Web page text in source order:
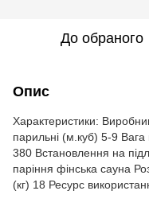
До обраного
Опис
Характеристики:
парильні (м.куб) 5-9
380 Встановлення на
паріння фінська сауна
(кг) 18 Ресурс